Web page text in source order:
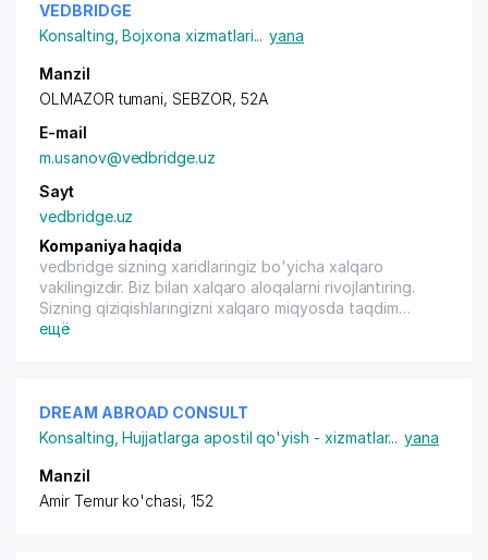
VEDBRIDGE
Konsalting ,Bojxona xizmatlari... yana
Manzil
OLMAZOR tumani, SEBZOR, 52A
E-mail
m.usanov@vedbridge.uz
Sayt
vedbridge.uz
Kompaniya haqida
vedbridge sizning xaridlaringiz bo'yicha xalqaro
vakilingizdir. Biz bilan xalqaro aloqalarni rivojlantiring.
Sizning qiziqishlaringizni xalqaro miqyosda taqdim
etish. Chet elda ishonchli ishlab chiqaruvchini topamiz.
xizmat uchun to'laysiz, tovarlarga qo'shimcha
to'lovlarsiz. Biz etkazib beruvchini topishdan tortib
bojxona rasmiylashtiruvigacha bo'lgan barcha
murakkab narsalarni o'z zimmamizga olamiz. Jahon
bozoridagi narxlarni taqqoslang va yanada foydali
sotib oling.edbridge sizning xaridlaringiz bo'yicha
ещё
DREAM ABROAD CONSULT
Konsalting ,Hujjatlarga apostil qo'yish - xizmatlar... yana
Manzil
Amir Temur ko'chasi, 152